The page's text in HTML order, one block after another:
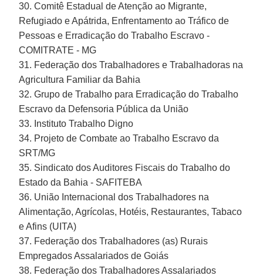
30. Comitê Estadual de Atenção ao Migrante,
Refugiado e Apátrida, Enfrentamento ao Tráfico de
Pessoas e Erradicação do Trabalho Escravo -
COMITRATE - MG
31. Federação dos Trabalhadores e Trabalhadoras na
Agricultura Familiar da Bahia
32. Grupo de Trabalho para Erradicação do Trabalho
Escravo da Defensoria Pública da União
33. Instituto Trabalho Digno
34. Projeto de Combate ao Trabalho Escravo da
SRT/MG
35. Sindicato dos Auditores Fiscais do Trabalho do
Estado da Bahia - SAFITEBA
36. União Internacional dos Trabalhadores na
Alimentação, Agrícolas, Hotéis, Restaurantes, Tabaco
e Afins (UITA)
37. Federação dos Trabalhadores (as) Rurais
Empregados Assalariados de Goiás
38. Federação dos Trabalhadores Assalariados